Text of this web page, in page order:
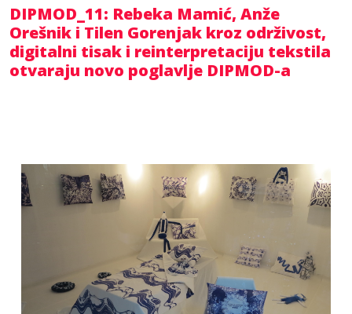
DIPMOD_11: Rebeka Mamić, Anže
Orešnik i Tilen Gorenjak kroz održivost,
digitalni tisak i reinterpretaciju tekstila
otvaraju novo poglavlje DIPMOD-a